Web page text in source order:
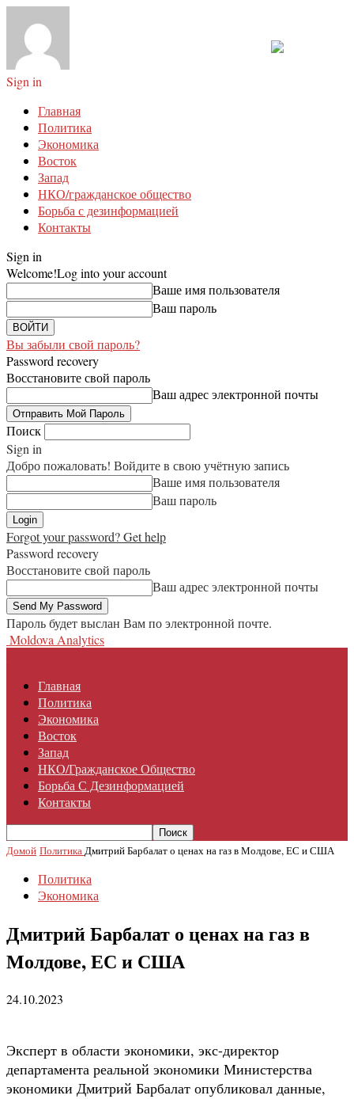
Sign in
Главная
Политика
Экономика
Восток
Запад
НКО/гражданское общество
Борьба с дезинформацией
Контакты
Sign in
Welcome!Log into your account
Ваше имя пользователя
Ваш пароль
Вы забыли свой пароль?
Password recovery
Восстановите свой пароль
Ваш адрес электронной почты
Поиск
Sign in
Добро пожаловать! Войдите в свою учётную запись
Ваше имя пользователя
Ваш пароль
Forgot your password? Get help
Password recovery
Восстановите свой пароль
Ваш адрес электронной почты
Пароль будет выслан Вам по электронной почте.
Moldova Analytics
Главная
Политика
Экономика
Восток
Запад
НКО/гражданское Общество
Борьба С Дезинформацией
Контакты
Домой ПолитикаДмитрий Барбалат о ценах на газ в Молдове, ЕС и США
Политика
Экономика
Дмитрий Барбалат о ценах на газ в
Молдове, ЕС и США
24.10.2023
Эксперт в области экономики, экс-директор
департамента реальной экономики Министерства
экономики Дмитрий Барбалат опубликовал данные,